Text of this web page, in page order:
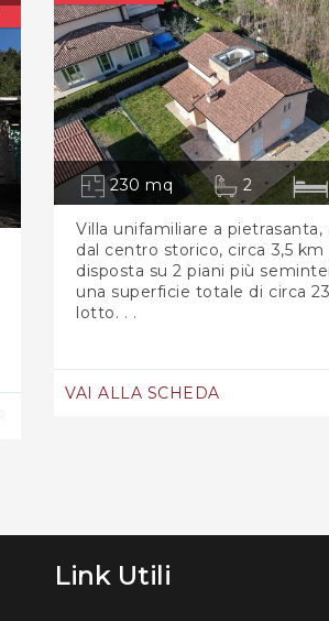
230 mq 2
Villa unifamiliare a pietrasanta,
dal centro storico, circa 3,5 km
disposta su 2 piani più
una superficie totale di circa
lotto. . .
VAI ALLA SCHEDA
Link Utili